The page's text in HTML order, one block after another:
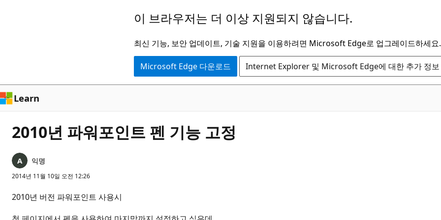
로
건
너
뛰
기
이 브라우저는 더 이상 지원되지 않습니다.
최신 기능, 보안 업데이트, 기술 지원을 이용하려면 Microsoft Edge로 업그레이드하세요.
Microsoft Edge 다운로드 Internet Explorer 및 Microsoft Edge에 대한 추가 정보
Learn
2010년 파워포인트 펜 기능 고정
익명
2014년 11월 10일 오전 12:26
2010년 버전 파워포인트 사용시